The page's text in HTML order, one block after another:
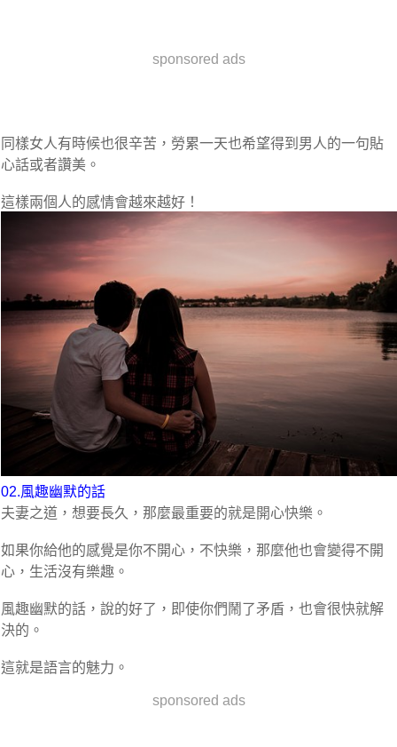
sponsored ads
同樣女人有時候也很辛苦，勞累一天也希望得到男人的一句貼
心話或者讚美。
這樣兩個人的感情會越來越好！
02.風趣幽默的話
夫妻之道，想要長久，那麼最重要的就是開心快樂。
如果你給他的感覺是你不開心，不快樂，那麼他也會變得不開
心，生活沒有樂趣。
風趣幽默的話，說的好了，即使你們鬧了矛盾，也會很快就解
決的。
這就是語言的魅力。
sponsored ads